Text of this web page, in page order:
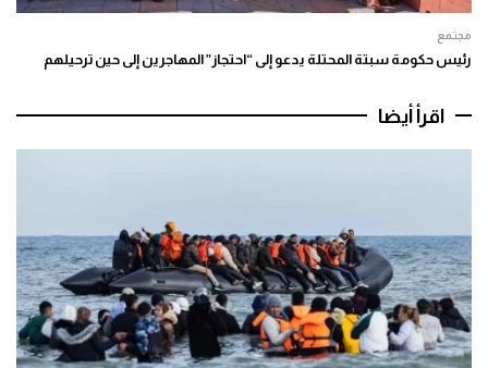
مجتمع
رئيس حكومة سبتة المحتلة يدعو إلى “احتجاز” المهاجرين إلى حين ترحيلهم
اقرأ أيضا